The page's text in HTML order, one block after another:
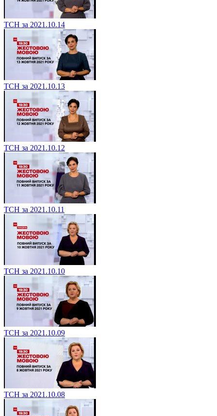
ТСН за 2021.10.14
ТСН за 2021.10.13
ТСН за 2021.10.12
ТСН за 2021.10.11
ТСН за 2021.10.10
ТСН за 2021.10.09
ТСН за 2021.10.08